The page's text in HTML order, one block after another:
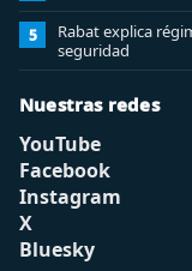
5
Rabat explica
seguridad
Nuestras redes
YouTube
Facebook
Instagram
X
Bluesky